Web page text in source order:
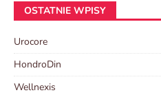
OSTATNIE WPISY
Urocore
HondroDin
Wellnexis